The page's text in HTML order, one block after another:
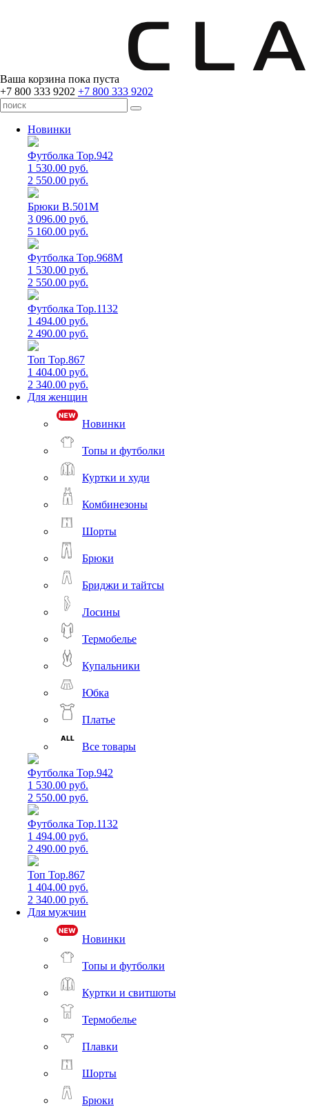
Ваша корзина пока пуста
+7 800 333 9202 +7 800 333 9202
Новинки
Футболка Top.942
1 530.00 руб.
2 550.00 руб.
Брюки B.501M
3 096.00 руб.
5 160.00 руб.
Футболка Top.968M
1 530.00 руб.
2 550.00 руб.
Футболка Top.1132
1 494.00 руб.
2 490.00 руб.
Топ Top.867
1 404.00 руб.
2 340.00 руб.
Для женщин
Новинки
Топы и футболки
Куртки и худи
Комбинезоны
Шорты
Брюки
Бриджи и тайтсы
Лосины
Термобелье
Купальники
Юбка
Платье
Все товары
Футболка Top.942
1 530.00 руб.
2 550.00 руб.
Футболка Top.1132
1 494.00 руб.
2 490.00 руб.
Топ Top.867
1 404.00 руб.
2 340.00 руб.
Для мужчин
Новинки
Топы и футболки
Куртки и свитшоты
Термобелье
Плавки
Шорты
Брюки